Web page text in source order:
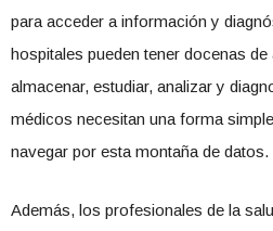
para acceder a información y
hospitales pueden tener docenas
almacenar, estudiar, analizar y
médicos necesitan una forma
navegar por esta montaña de datos.
Además, los profesionales de la